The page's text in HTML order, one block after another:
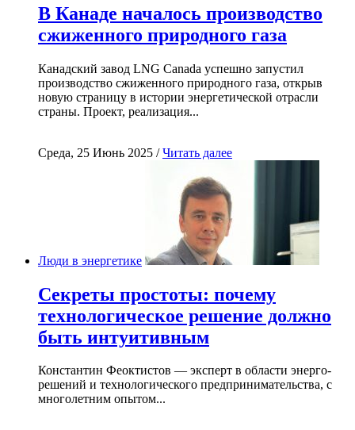
В Канаде началось производство
сжиженного природного газа
Канадский завод LNG Canada успешно запустил
производство сжиженного природного газа, открыв
новую страницу в истории энергетической отрасли
страны. Проект, реализация...
Среда, 25 Июнь 2025 /Читать далее
Люди в энергетике
Секреты простоты: почему
технологическое решение должно
быть интуитивным
Константин Феоктистов — эксперт в области энерго-
решений и технологического предпринимательства, с
многолетним опытом...